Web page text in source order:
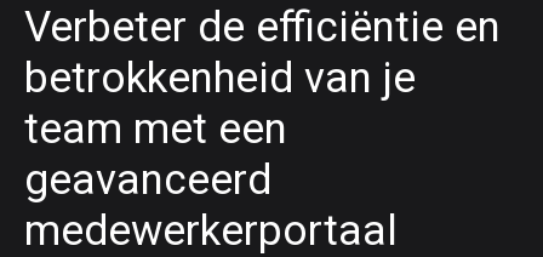
Verbeter de efficiëntie en
betrokkenheid van je
team met een
geavanceerd
medewerkerportaal